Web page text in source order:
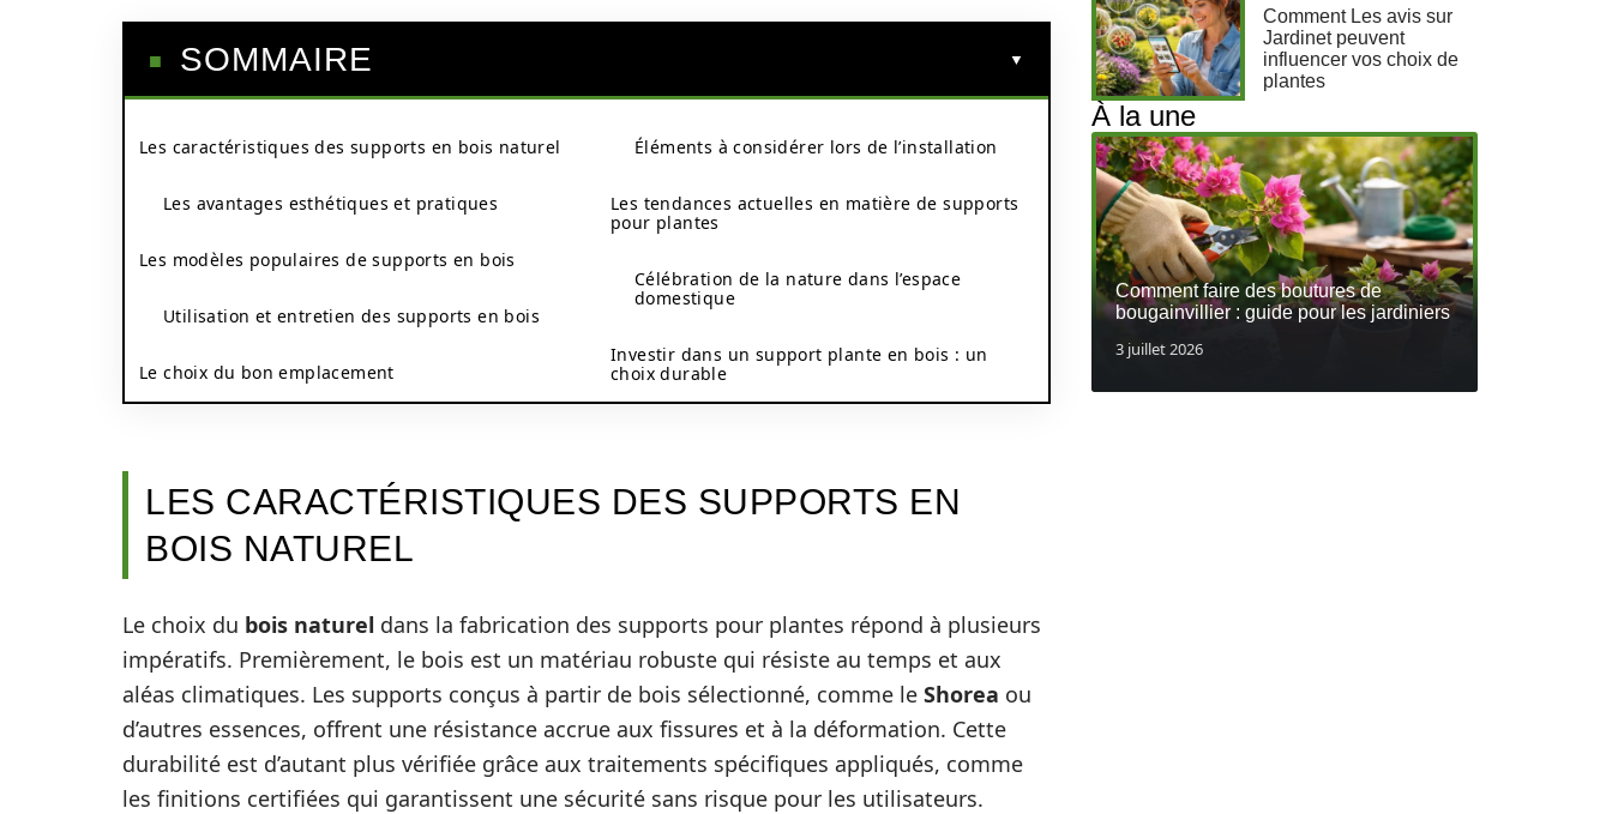
SOMMAIRE
Les caractéristiques des supports en bois naturel
Les avantages esthétiques et pratiques
Les modèles populaires de supports en bois
Utilisation et entretien des supports en bois
Le choix du bon emplacement
Éléments à considérer lors de l’installation
Les tendances actuelles en matière de supports
pour plantes
Célébration de la nature dans l’espace
domestique
Investir dans un support plante en bois : un
choix durable
LES CARACTÉRISTIQUES DES SUPPORTS EN
BOIS NATUREL
Le choix du bois naturel dans la fabrication des supports pour plantes répond à plusieurs
impératifs. Premièrement, le bois est un matériau robuste qui résiste au temps et aux
aléas climatiques. Les supports conçus à partir de bois sélectionné, comme le Shorea ou
d’autres essences, offrent une résistance accrue aux fissures et à la déformation. Cette
durabilité est d’autant plus vérifiée grâce aux traitements spécifiques appliqués, comme
les finitions certifiées qui garantissent une sécurité sans risque pour les utilisateurs.
Comment Les avis sur
Jardinet peuvent
influencer vos choix de
plantes
À la une
Comment faire des boutures de
bougainvillier : guide pour les jardiniers
3 juillet 2026